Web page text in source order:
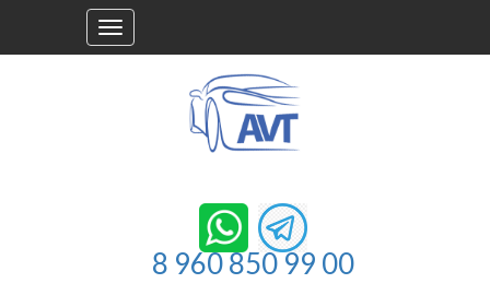
Toggle
navigation
8 960 850 99 00